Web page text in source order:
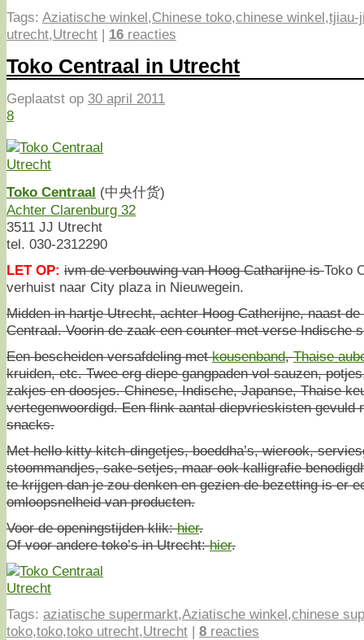
Tags: Aziatische winkel,Chinese toko,chinese winkel,tjiau-
utrecht,Utrecht | 16 reacties
Toko Centraal in Utrecht
Geplaatst op 30 april 2011
8
Toko Centraal (中央什货)
Achter Clarenburg 32
3511 JJ Utrecht
tel. 030-2312290
LET OP: ivm de verbouwing van Hoog Catharijne isToko
verhuist naar City plaza in Nieuwegein.
Midden in hartje Utrecht, achter Hoog Catherijne, naast
Centraal. Voorin de zaak een counter met verse Indische
Een bescheiden versafdeling metkousenband,Thaise
kruiden, etc. Twee erg diepe gangpaden vol sauzen,
zakjes en doosjes. Chinese, Indische, Japanse, Thaise
vertegenwoordigd. Een flink aantal diepvrieskisten gevuld
snacks.
Met hello kitty kitch-dingetjes, boeddha’s, wierook,
stoommandjes, sake-setjes, maar ook kalligrafie
te krijgen dan je zou denken en gezien de bezetting is er
omloopsnelheid van producten.
Voor de openingstijden klik:hier.
Of voor andere toko’s in Utrecht:hier.
Tags: aziatische supermarkt,Aziatische winkel,chinese
toko,toko,toko utrecht,Utrecht | 8 reacties